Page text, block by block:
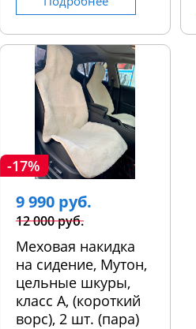
-17%
9 990 руб.
12 000 руб.
Меховая накидка
на сидение, Мутон,
цельные шкуры,
класс А, (короткий
ворс), 2 шт. (пара)